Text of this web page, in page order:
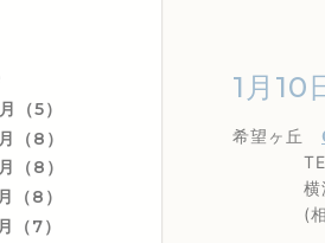
（5）
（8）
（8）
（8）
（7）
1月10
希望ヶ丘
TEL
横浜市
(相鉄線